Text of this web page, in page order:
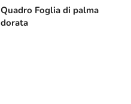
Quadro Foglia di palma
dorata